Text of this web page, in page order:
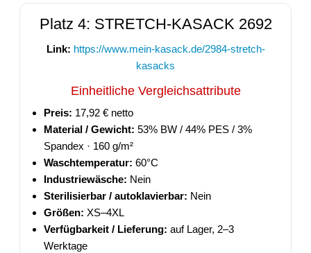
Platz 4: STRETCH-KASACK 2692
Link: https://www.mein-kasack.de/2984-stretch-
kasacks
Einheitliche Vergleichsattribute
Preis: 17,92 € netto
Material / Gewicht: 53% BW / 44% PES / 3%
Spandex · 160 g/m²
Waschtemperatur: 60°C
Industriewäsche: Nein
Sterilisierbar / autoklavierbar: Nein
Größen: XS–4XL
Verfügbarkeit / Lieferung: auf Lager, 2–3
Werktage